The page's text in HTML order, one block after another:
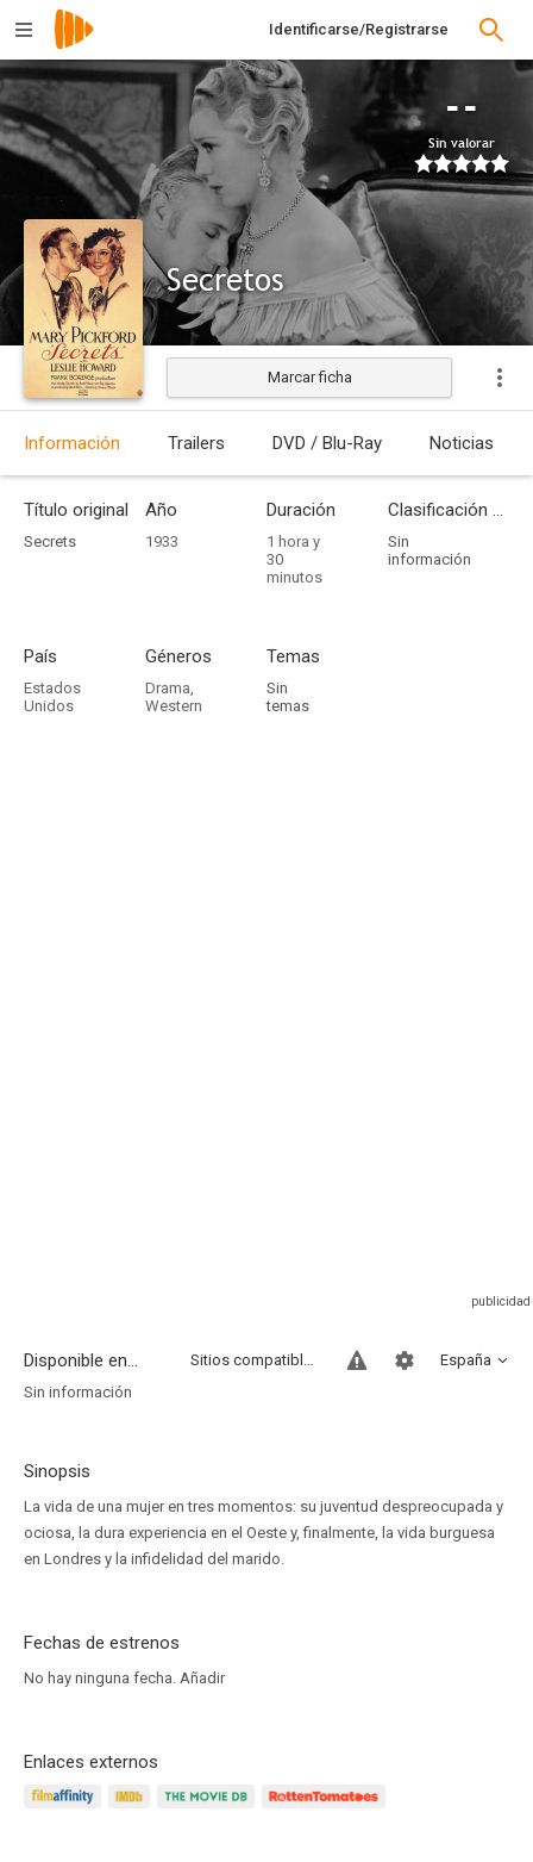
Identificarse/Registrarse
--
Sin valorar
Secretos
Estrenada
Marcar ficha
Información Trailers DVD / Blu-Ray Noticias
Título original
Secrets
Año
1933
Duración
1 hora y
30
minutos
Clasificación por edades
Sin
información
País
Estados
Unidos
Géneros
Drama,
Western
Temas
Sin
temas
Disponible en... España
Sitios compatibles
Sin información
Sinopsis
La vida de una mujer en tres momentos: su juventud despreocupada y
ociosa, la dura experiencia en el Oeste y, finalmente, la vida burguesa
en Londres y la infidelidad del marido.
Fechas de estrenos
No hay ninguna fecha. Añadir
Enlaces externos